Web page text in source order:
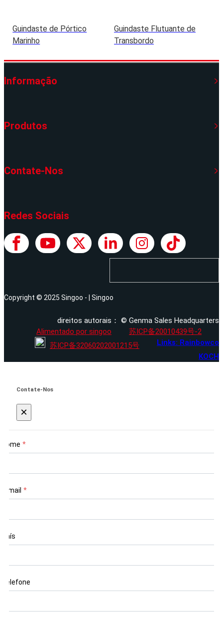
Guindaste de Pórtico
Marinho
Guindaste Flutuante de
Transbordo
Informação
Produtos
Contate-Nos
Redes Sociais
Copyright © 2025 Singoo - | Singoo
direitos autorais： © Genma Sales Headquarters
Alimentado por singoo
苏ICP备20010439号-2
苏ICP备32060202001215号
Links: Rainbowco
KOCH
Contate-Nos
×
Nome *
E-mail *
País
Telefone